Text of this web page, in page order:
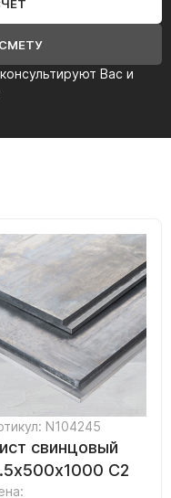
Вас и
N104245
свинцовый
С2